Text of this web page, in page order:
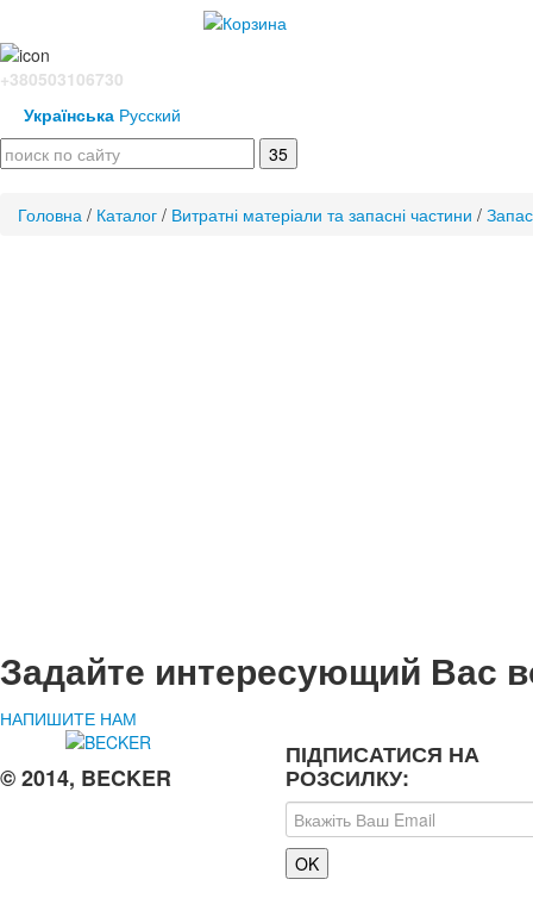
+380503106730
Українська Русский
Головна / Каталог / Витратні матеріали та запасні частини /
Задайте интересующий Вас
НАПИШИТЕ НАМ
© 2014, BECKER
ПІДПИСАТИСЯ НА
РОЗСИЛКУ: